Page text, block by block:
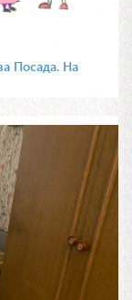
Посада. На